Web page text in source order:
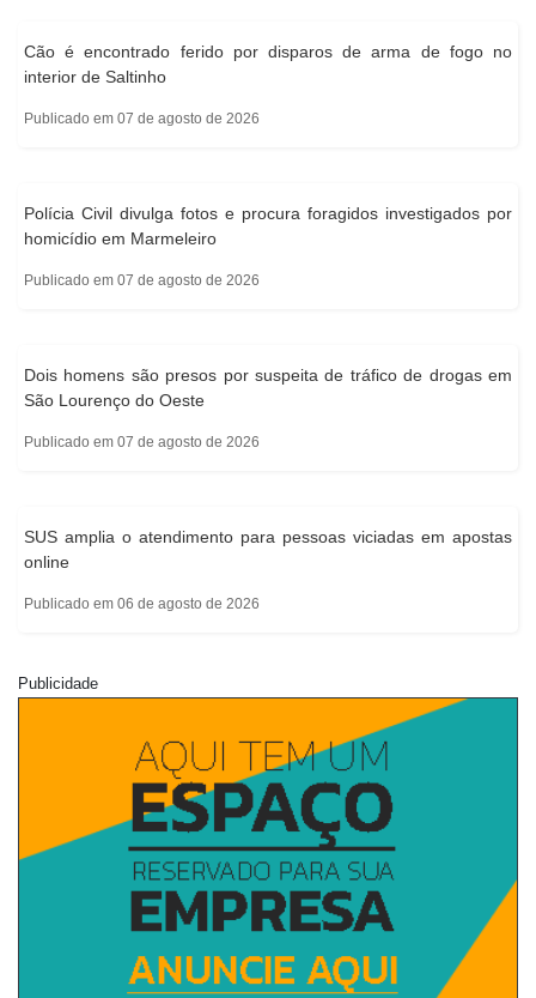
Cão é encontrado ferido por disparos de arma de fogo no
interior de Saltinho
Publicado em 07 de agosto de 2026
Polícia Civil divulga fotos e procura foragidos investigados por
homicídio em Marmeleiro
Publicado em 07 de agosto de 2026
Dois homens são presos por suspeita de tráfico de drogas em
São Lourenço do Oeste
Publicado em 07 de agosto de 2026
SUS amplia o atendimento para pessoas viciadas em apostas
online
Publicado em 06 de agosto de 2026
Publicidade